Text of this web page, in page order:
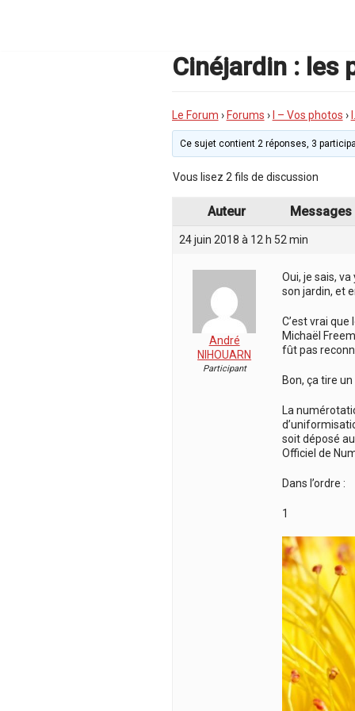
Cinéjardin : les
Le Forum › Forums › I – Vos photos ›
Ce sujet contient 2 réponses, 3
Vous lisez 2 fils de discussion
Auteur Messages
24 juin 2018 à 12 h 52 min
André
NIHOUARN
Participant
Oui, je sais,
son jardin, et
C’est vrai que
Michaël
fût pas
Bon, ça tire
La
soit déposé
Officiel de
Dans l’ordre :
1